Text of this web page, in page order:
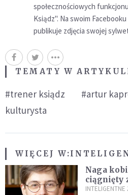
społecznościowych
Ksiądz". Na swoim
publikuje zdjęcia swojej
TEMATY W
#trener ksiądz #artur
kulturysta
WIĘCEJ W:
Naga
ciągnięty
ludzie
INTELIGENTNE